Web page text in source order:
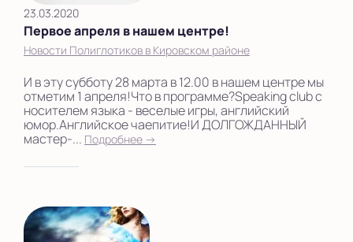
23.03.2020
Первое апреля в нашем центре!
Новости Полиглотиков в Кировском районе
И в эту субботу 28 марта в 12.00 в нашем центре мы
отметим 1 апреля!Что в программе?Speaking club с
носителем языка - веселые игры, английский
юмор.Английское чаепитие!И ДОЛГОЖДАННЫЙ
мастер-... Подробнее →